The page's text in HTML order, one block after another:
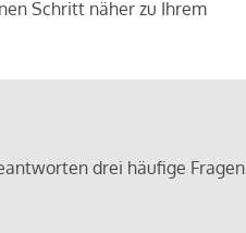
Schritt näher zu Ihrem
drei häufige Fragen